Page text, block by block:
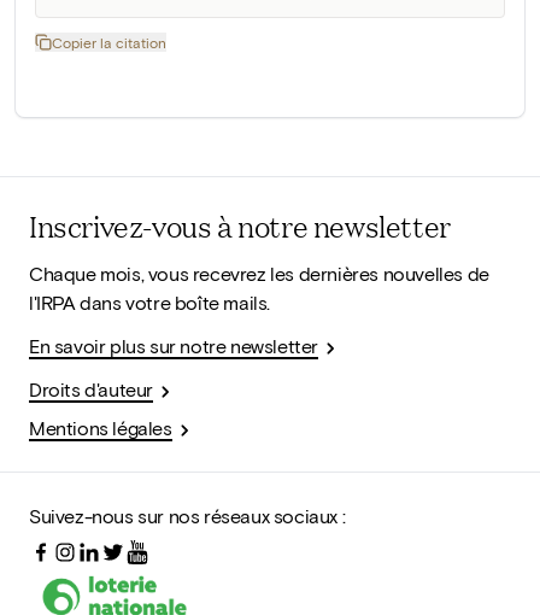
Copier la citation
Inscrivez-vous à notre newsletter
Chaque mois, vous recevrez les dernières nouvelles de
l'IRPA dans votre boîte mails.
En savoir plus sur notre newsletter
Droits d'auteur
Mentions légales
Suivez-nous sur nos réseaux sociaux :